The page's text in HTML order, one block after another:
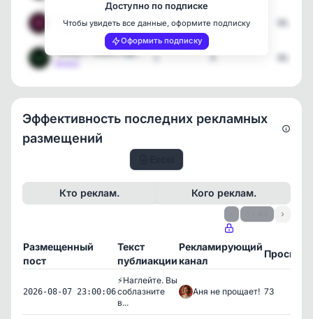
[max]
1 4
Телец ♉ Знаки Судьбы
1 4
Доступно по подписке
Чтобы увидеть все данные, оформите подписку
Оформить подписку
Эффективность последних рекламных
размещений
Кто реклам. Кого реклам.
›
Размещенный
пост
Текст
публиакции
Рекламирующий
канал
2026-08-07 23:00:06
⚡️Наглейте. Вы
соблазните
в...
Аня не прощает! 73